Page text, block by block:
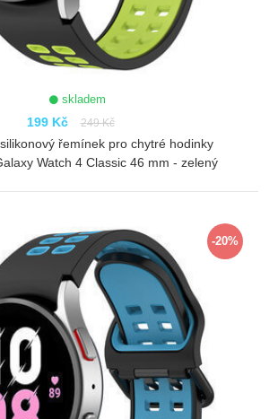
skladem
199 Kč 249 Kč
řemínek pro chytré hodinky
Watch 4 Classic 46 mm - zelený
-20%